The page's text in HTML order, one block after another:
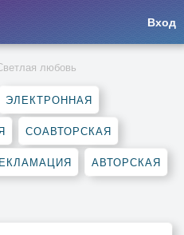
Вход
любовь
ЭЛЕКТРОННАЯ
СОАВТОРСКАЯ
АВТОРСКАЯ